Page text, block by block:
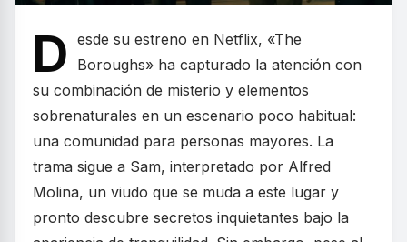
D esde su estreno en Netflix, «The
Boroughs» ha capturado la atención con
su combinación de misterio y elementos
sobrenaturales en un escenario poco habitual:
una comunidad para personas mayores. La
trama sigue a Sam, interpretado por Alfred
Molina, un viudo que se muda a este lugar y
pronto descubre secretos inquietantes bajo la